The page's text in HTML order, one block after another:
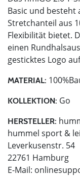
Basic und besteht
Stretchanteil aus
Flexibilität bietet.
einen
gesticktes Logo
MATERIAL:
KOLLEKTION: Go
HERSTELLER:
hummel sport &
Leverkusenstr. 54
22761 Hamburg
E-Mail: